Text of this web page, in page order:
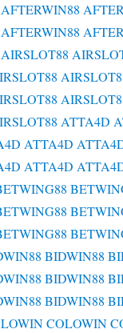
AFTERWIN88
AFTERWIN88
AIRSLOT88
ATTA4D
ATTA4D
ATTA4D
BIDWIN88
BIDWIN88
BIDWIN88
COLOWIN